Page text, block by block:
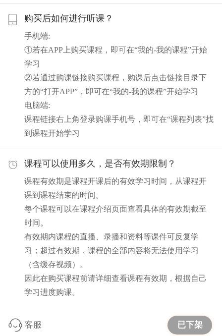
购买后如何进行听课？
手机端:
①若在APP上购买课程，即可在“我的-我的课程”开始
学习
②若通过购课链接购买课程，购课后点击链接目录下
方的“打开APP”，即可在“我的-我的课程”开始学习
电脑端:
课程链接右上角登录购课手机号，即可在“课程列表”找
到课程开始学习
课程可以使用多久，是否有效期限制？
课程有效期是课程开课后的有效学习时间，从课程开
课到课程结束的时间。
每个课程可以在课程介绍页面查看具体的有效期截至
时间。
有效期内课程的直播、录播和资料等课件可反复学
习；超过有效期，课程的全部内容将无法使用学习
（含缓存视频）。
因此在购买课程前请详细查看课程有效期，根据自己
学习进度购课。
客服 已下架